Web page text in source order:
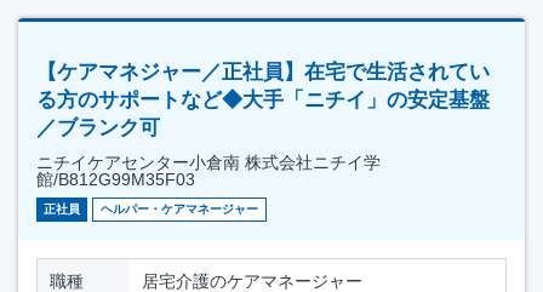
【ケアマネジャー／正社員】在宅で生活されてい
る方のサポートなど◆大手「ニチイ」の安定基盤
／ブランク可
ニチイケアセンター小倉南 株式会社ニチイ学
館/B812G99M35F03
正社員 ヘルパー・ケアマネージャー
職種 居宅介護のケアマネージャー